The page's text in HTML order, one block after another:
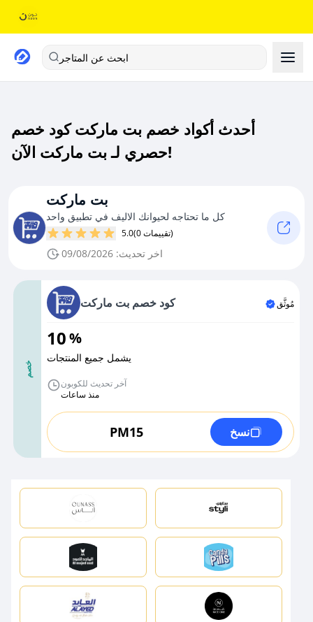
ابحث عن المتاجر
أحدث أكواد خصم بت ماركت كود خصم
حصري لـ بت ماركت الآن!
بت ماركت
كل ما تحتاجه لحيوانك الاليف في تطبيق واحد
5.0 (0 تقييمات)
اخر تحديث: 09/08/2026
خصم
كود خصم بت ماركت مُوثَّق
10%
يشمل جميع المنتجات
آخر تحديث للكوبون
منذ ساعات
PM15 نسخ